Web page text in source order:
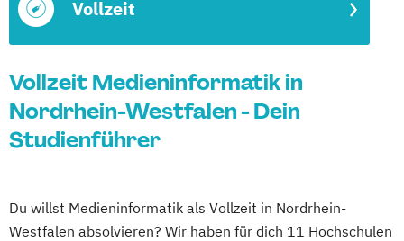
Vollzeit
Vollzeit Medieninformatik in
Nordrhein-Westfalen - Dein
Studienführer
Du willst Medieninformatik als Vollzeit in Nordrhein-
Westfalen absolvieren? Wir haben für dich 11 Hochschulen